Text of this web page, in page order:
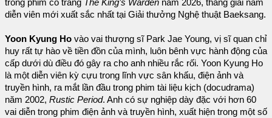
trong phim cổ trang The King’s Warden năm 2026, thắng giải nam
diễn viên mới xuất sắc nhất tại Giải thưởng Nghệ thuật Baeksang.
Yoon Kyung Ho vào vai thượng sĩ Park Jae Young, vị sĩ quan chỉ
huy rất tự hào về tiền đồn của mình, luôn bênh vực hành động của
cấp dưới dù điều đó gây ra cho anh nhiều rắc rối. Yoon Kyung Ho
là một diễn viên kỳ cựu trong lĩnh vực sân khấu, điện ảnh và
truyền hình, ra mắt lần đầu trong phim tài liệu kịch (docudrama)
năm 2002, Rustic Period. Anh có sự nghiệp dày đặc với hơn 60
vai diễn trong phim điện ảnh và truyền hình, xuất hiện trong một số